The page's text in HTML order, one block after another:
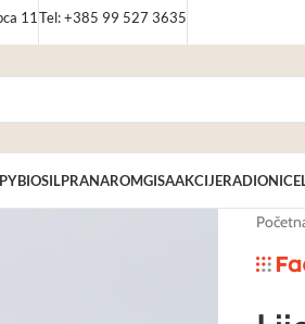
11 Tel: +385 99 527 3635
BIOSILPRANAROMGISAAKCIJERADIONICE